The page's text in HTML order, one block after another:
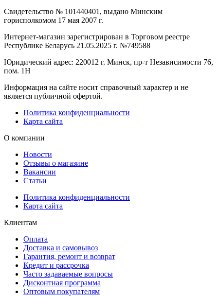
Свидетельство № 101440401, выдано Минским
горисполкомом 17 мая 2007 г.
Интернет-магазин зарегистрирован в Торговом реестре
Республике Беларусь 21.05.2025 г. №749588
Юридический адрес: 220012 г. Минск, пр-т Независимости 76,
пом. 1Н
Информация на сайте носит справочный характер и не
является публичной офертой.
Политика конфиденциальности
Карта сайта
О компании
Новости
Отзывы о магазине
Вакансии
Статьи
Политика конфиденциальности
Карта сайта
Клиентам
Оплата
Доставка и самовывоз
Гарантия, ремонт и возврат
Кредит и рассрочка
Часто задаваемые вопросы
Дисконтная программа
Оптовым покупателям